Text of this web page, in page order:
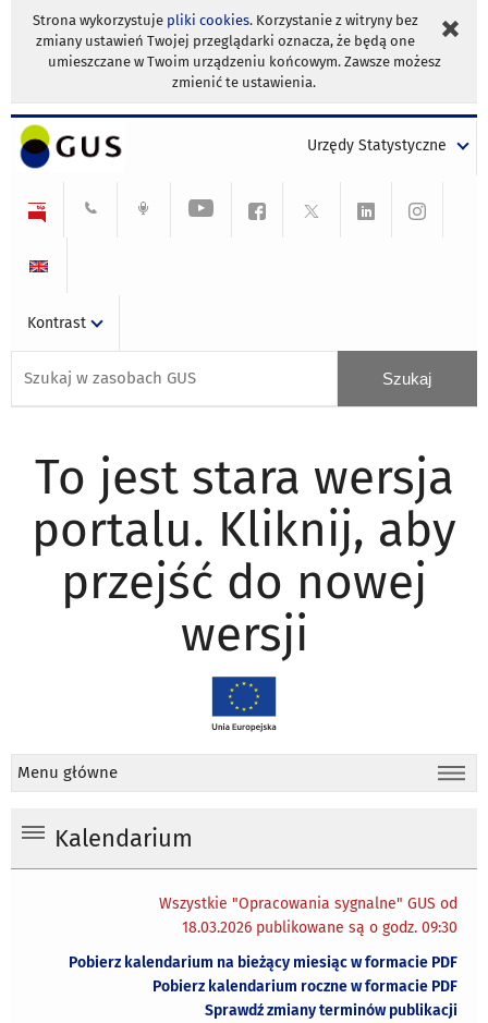
Strona wykorzystuje pliki cookies. Korzystanie z witryny bez
zmiany ustawień Twojej przeglądarki oznacza, że będą one
umieszczane w Twoim urządzeniu końcowym. Zawsze możesz
zmienić te ustawienia.
Urzędy Statystyczne
Kontrast
To jest stara wersja
portalu. Kliknij, aby
przejść do nowej
wersji
Menu główne
Kalendarium
Wszystkie "Opracowania sygnalne" GUS od
18.03.2026 publikowane są o godz. 09:30
Pobierz kalendarium na bieżący miesiąc w formacie PDF
Pobierz kalendarium roczne w formacie PDF
Sprawdź zmiany terminów publikacji